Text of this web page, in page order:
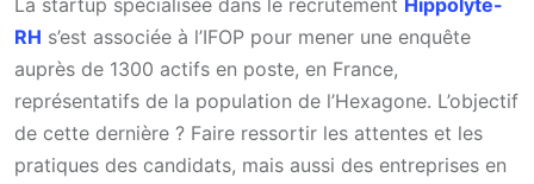
La startup spécialisée dans le recrutement Hippolyte-
RH s’est associée à l’IFOP pour mener une enquête
auprès de 1300 actifs en poste, en France,
représentatifs de la population de l’Hexagone. L’objectif
de cette dernière ? Faire ressortir les attentes et les
pratiques des candidats, mais aussi des entreprises en